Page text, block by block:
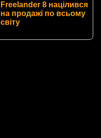
Freelander 8 націлився
на продажі по всьому
світу